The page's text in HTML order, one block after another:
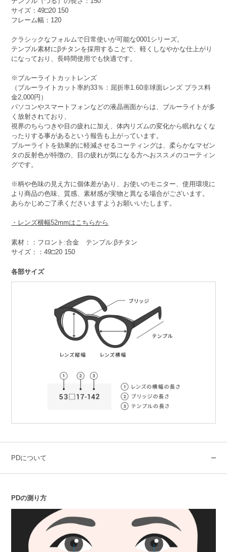
サイズ：49□20 150
フレーム幅：120
クラシックなフォルムで日常使いが可能な0001シリーズ。
テンプル素材にβチタンを採用することで、軽くしなやかな仕上がり
になっており、長時間使用でも快適です。
※ブルーライトカットレンズ
（ブルーライトカット率約33％：屈折率1.60非球面レンズ プラス料
金2,000円）
パソコンやスマートフォンなどの液晶画面からは、ブルーライトが多
く放射されており、
視界のちらつきや目の疲れに加え、体内リズムの変化から眠れなくな
ったりする事があるという報告も上がっています。
ブルーライトを効果的に軽減させるコーティングは、柔らかなマゼン
タの反射色が特徴の、目の疲れが気になる方へおススメのコーティン
グです。
※柄や色味の見え方に個体差があり、お使いのモニター、使用環境に
より商品の色味、質感、素材感が実物と異なる場合がございます。
あらかじめご了承くださいますようお願いいたします。
・レンズ横幅52mmはこちらから
素材：：フロント:合金 テンプル:βチタン
サイズ：：49□20 150
各部サイズ
PDについて
PDの測り方